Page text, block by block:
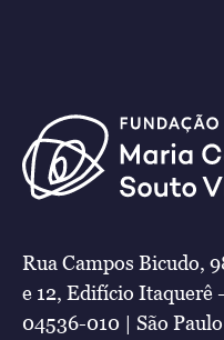
Rua Campos Bicudo,
e 12, Edifício Itaquerê
04536-010 | São Paulo